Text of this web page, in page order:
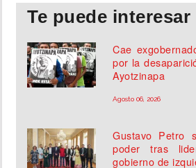
Te puede interesar
Cae
por la
Ayotzinapa
Agosto 06, 2026
Gustavo Petro
poder tras
gobierno de